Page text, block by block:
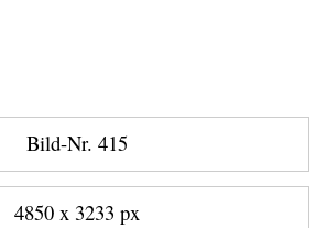
Bild-Nr. 415
4850 x 3233 px